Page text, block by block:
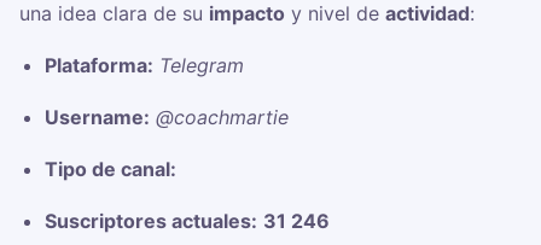
una idea clara de su impacto y nivel de actividad:
Plataforma: Telegram
Username: @coachmartie
Tipo de canal:
Suscriptores actuales: 31 246